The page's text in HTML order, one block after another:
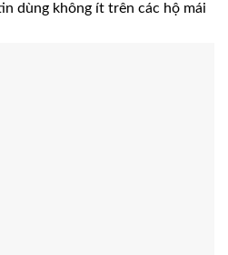
dùng không ít trên các hộ mái